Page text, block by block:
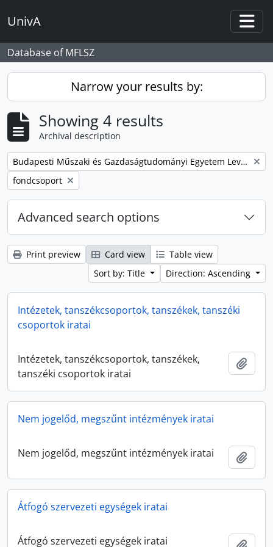
UnivA
Database of MFLSZ
Narrow your results by:
Showing 4 results
Archival description
Remove filter:
Budapesti Műszaki és Gazdaságtudományi Egyetem Levéltárának iratanyaga
Remove filter:
fondcsoport
Advanced search options
Print preview Card view
Table view
Sort by: Title
Direction: Ascending
Intézetek, tanszékcsoportok, tanszékek, tanszéki
csoportok iratai
Intézetek, tanszékcsoportok, tanszékek,
tanszéki csoportok iratai
Nem jogelőd, megszűnt intézmények iratai
Nem jogelőd, megszűnt intézmények iratai
Átfogó szervezeti egységek iratai
Átfogó szervezeti egységek iratai